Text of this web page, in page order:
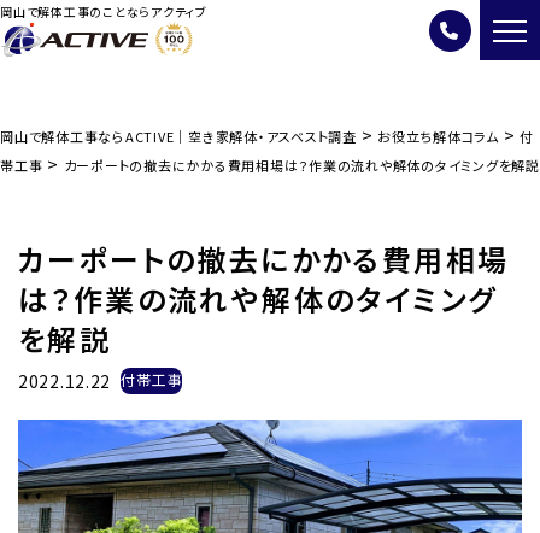
岡山で解体工事のことならアクティブ
岡山で解体工事ならACTIVE｜空き家解体・アスベスト調査 > お役立ち解体コラム > 付
帯工事 > カーポートの撤去にかかる費用相場は？作業の流れや解体のタイミングを解説
カーポートの撤去にかかる費用相場
は？作業の流れや解体のタイミング
を解説
2022.12.22 付帯工事